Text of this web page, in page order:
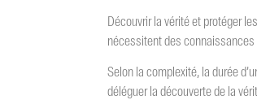
Découvrir la vérité et protéger
nécessitent des
Selon la complexité, la durée
déléguer la découverte de la